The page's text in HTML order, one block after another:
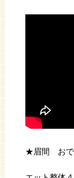
★眉間 おで